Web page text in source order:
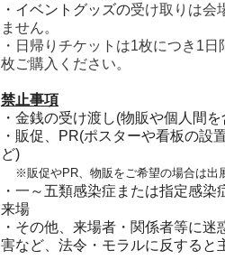
・イベントグッズの受け取りは会
ません。
・日帰りチケット は1枚につき1日
枚ご購入ください。
禁止事項
・金銭の受け渡し(物販や個人間を
・販促、PR(ポスターや看板の設
ど)
※販促やPR、物販をご希望の場合は出
・一～五類感染症または指定感
来場
・その他、来場者・関係者等に
害など、法令・モラルに反すると